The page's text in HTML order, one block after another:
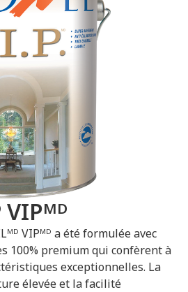
VIPᴹᴰ a été formulée avec
100% premium qui confèrent à
exceptionnelles. La
élevée et la facilité